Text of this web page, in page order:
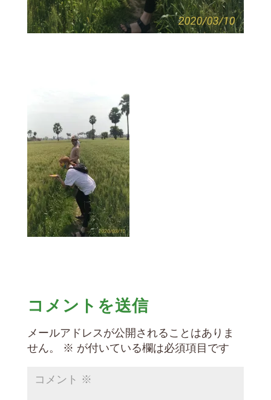
コメントを送信
メールアドレスが公開されることはありま
せん。
※ が付いている欄は必須項目です